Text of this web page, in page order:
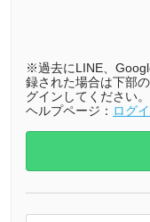
※過去にLINE、
録された場合は下部
グインしてください。
ヘルプページ： ログ